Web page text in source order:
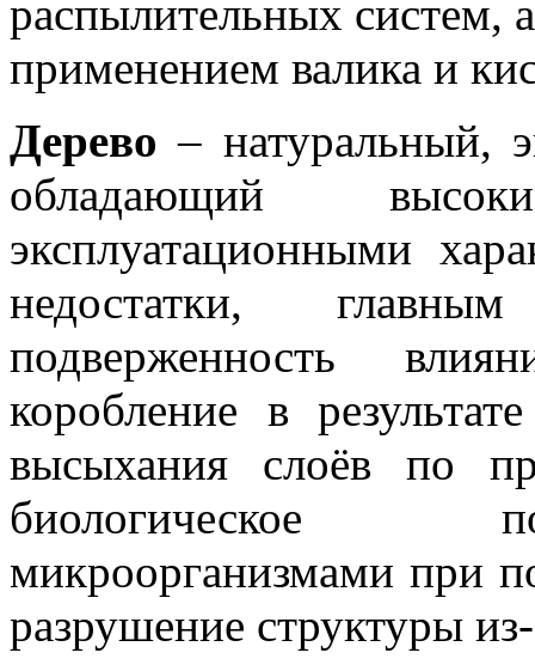
распылительных систем,
применением валика и
Дерево – натуральный,
обладающий
эксплуатационными
недостатки,
подверженность
коробление в
высыхания слоёв по
биологическое
микроорганизмами при
разрушение структуры